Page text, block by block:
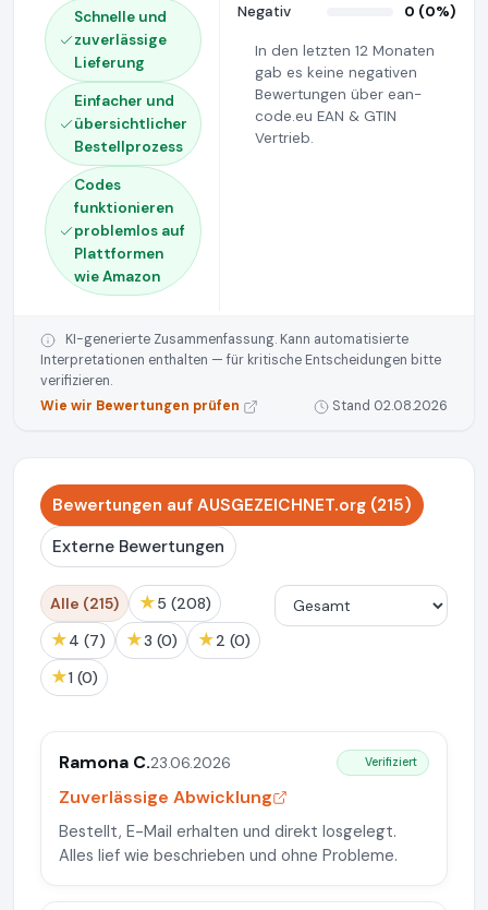
Schnelle und
zuverlässige
Lieferung
Einfacher und
übersichtlicher
Bestellprozess
Codes
funktionieren
problemlos auf
Plattformen
wie Amazon
Negativ
0 (0%)
In den letzten 12 Monaten
gab es keine negativen
Bewertungen über ean-
code.eu EAN & GTIN
Vertrieb.
KI-generierte Zusammenfassung. Kann automatisierte
Interpretationen enthalten — für kritische Entscheidungen bitte
verifizieren.
Wie wir Bewertungen prüfen
Stand 02.08.2026
Bewertungen auf AUSGEZEICHNET.org (215)
Externe Bewertungen
Alle (215) ★ 5 (208)
★ 4 (7) ★ 3 (0) ★ 2 (0)
★ 1 (0)
Ramona C.23.06.2026 Verifiziert
Zuverlässige Abwicklung
Bestellt, E-Mail erhalten und direkt losgelegt.
Alles lief wie beschrieben und ohne Probleme.